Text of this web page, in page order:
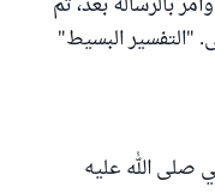
"التفسير البسيط"
صلى الله عليه